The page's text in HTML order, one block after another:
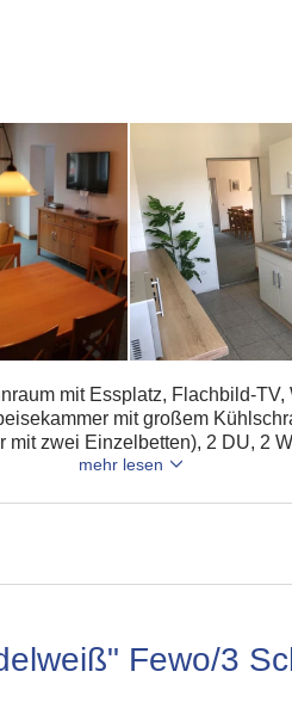
mit Essplatz, Flachbild-
mit großem
zwei Einzelbetten), 2 DU, 2
mehr lesen
Fewo/3